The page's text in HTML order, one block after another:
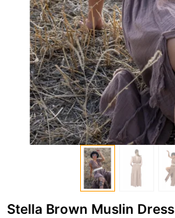
Stella Brown Muslin Dress